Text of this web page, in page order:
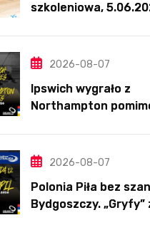
szkoleniowa,
2026-08-07
Ipswich wygrało z
Northampton
2026-08-07
Polonia Piła bez
Bydgoszczy. „Gryfy”